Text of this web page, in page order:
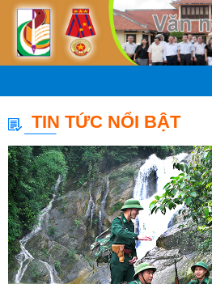
TIN TỨC NỔI BẬT